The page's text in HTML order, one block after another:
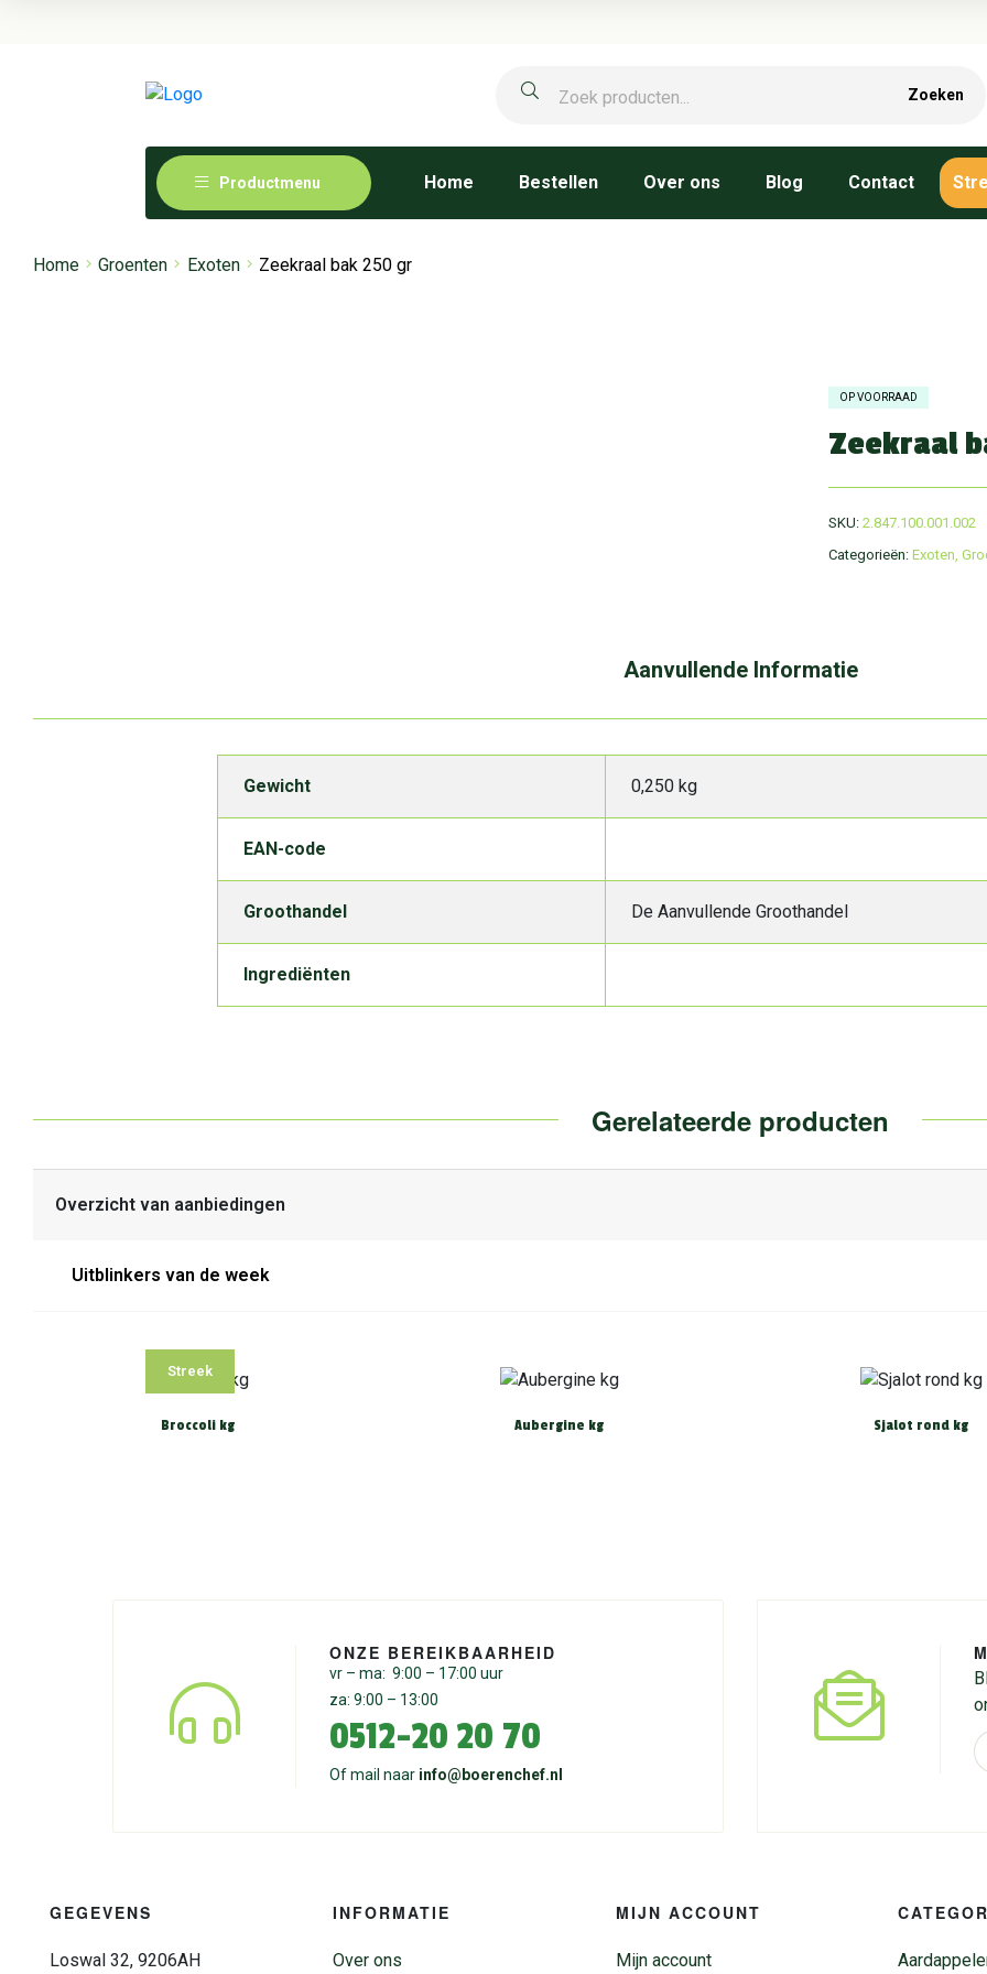
Zoeken
Productmenu Home Bestellen Over ons Blog Contact
Home Groenten Exoten Zeekraal bak 250 gr
OP VOORRAAD
Zeekraal
SKU: 2.847.100.001.002
Categorieën: Exoten
Aanvullende Informatie
Gewicht 0,250 kg
EAN-code
Groothandel De Aanvullende Groothandel
Ingrediënten
Gerelateerde producten
Overzicht van aanbiedingen
Uitblinkers van de week
Streek
Broccoli kg Aubergine kg Sjalot rond kg
ONZE BEREIKBAARHEID
vr – ma: 9:00 – 17:00 uur
za: 9:00 – 13:00
0512-20 20 70
Of mail naar info@boerenchef.nl
GEGEVENS
Loswal 32, 9206AH
INFORMATIE
Over ons
MIJN ACCOUNT
Mijn account